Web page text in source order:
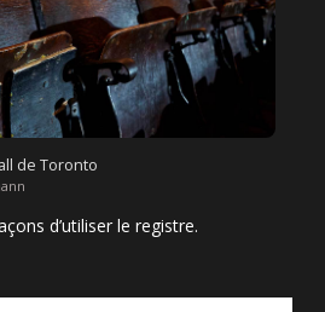
de Toronto
d’utiliser le registre.